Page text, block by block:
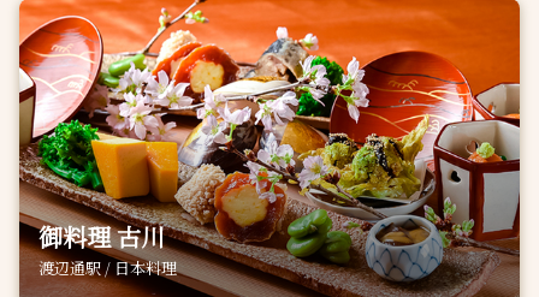
御料理 古川
渡辺通駅 / 日本料理